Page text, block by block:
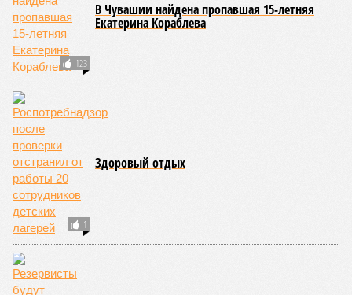
123
В Чувашии найдена пропавшая 15-летняя
Екатерина Кораблева
1
Здоровый отдых